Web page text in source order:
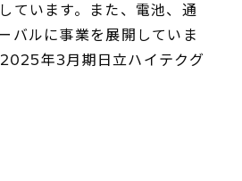
ています。また、電池、通
バルに事業を展開していま
年3月期日立ハイテクグ